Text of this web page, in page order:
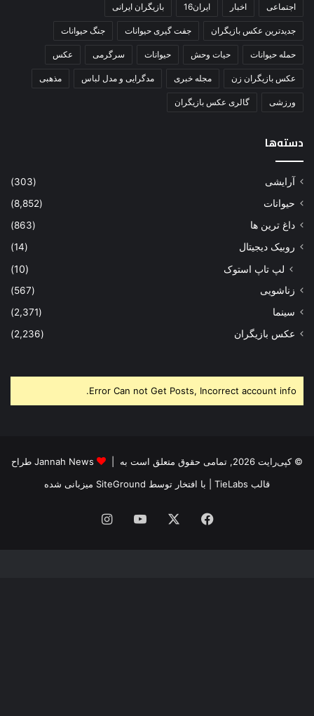
جدیدترین عکس بازیگران جفت گیری حیوانات
حمله حیوانات حیات وحش حیوانات سرگرمی عکس
عکس بازیگران زن مجله خبری مدگرایی و مدل لباس مذهبی
ورزشی گالری عکس بازیگران
حیوانات
داغ ترین ها
(863)
روبیک دیجیتال
(14)
لپ تاپ استوک (10)
زناشویی
سینما
عکس بازیگران
(2,236)
قالب TieLabs
| با افتخار توسطSiteGround میزبانی شده
X